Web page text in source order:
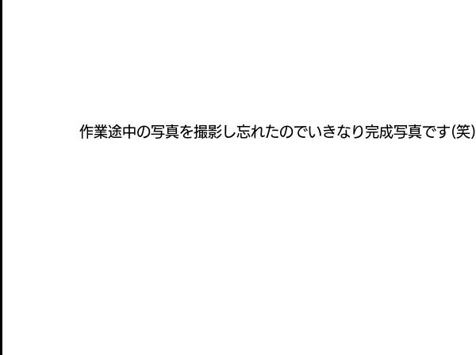
作業途中の写真を撮影し忘れたのでいきなり完成写真です(笑)